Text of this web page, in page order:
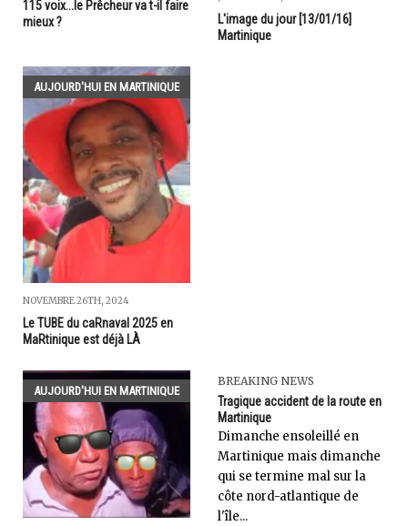
115 voix...le Prêcheur va t-il faire
mieux ?
L'image du jour [13/01/16]
Martinique
AUJOURD'HUI EN MARTINIQUE
NOVEMBRE 26TH, 2024
Le TUBE du caRnaval 2025 en
MaRtinique est déjà LÀ
AUJOURD'HUI EN MARTINIQUE
BREAKING NEWS
Tragique accident de la route en
Martinique
Dimanche ensoleillé en
Martinique mais dimanche
qui se termine mal sur la
côte nord-atlantique de
l'île...